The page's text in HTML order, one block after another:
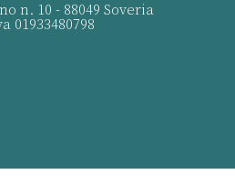
n. 10 - 88049 Soveria
01933480798